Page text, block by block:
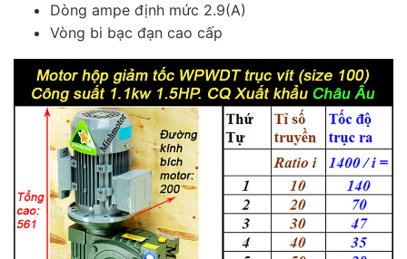
Dòng ampe định mức 2.9(A)
Vòng bi bạc đạn cao cấp